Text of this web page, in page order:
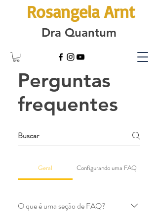
Rosangela Arnt
Dra Quantum
Perguntas
frequentes
Geral Configurando uma FAQ
O que é uma seção de FAQ?